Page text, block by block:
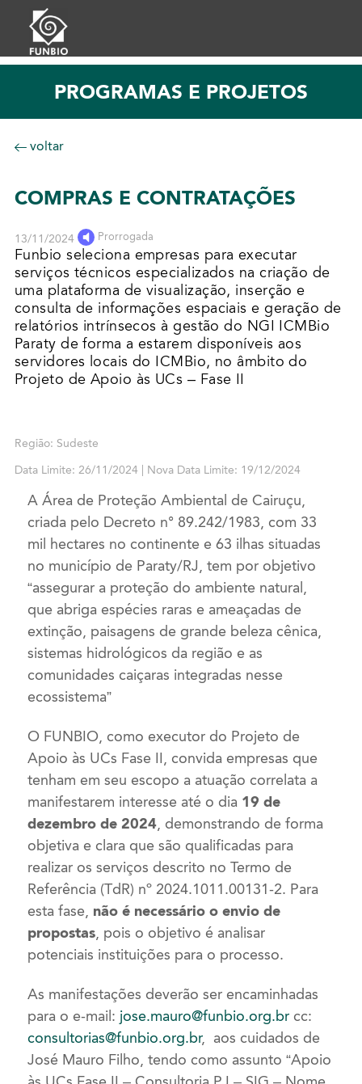
PROGRAMAS E PROJETOS
voltar
COMPRAS E CONTRATAÇÕES
13/11/2024 Prorrogada
Funbio seleciona empresas para executar
serviços técnicos especializados na criação de
uma plataforma de visualização, inserção e
consulta de informações espaciais e geração de
relatórios intrínsecos à gestão do NGI ICMBio
Paraty de forma a estarem disponíveis aos
servidores locais do ICMBio, no âmbito do
Projeto de Apoio às UCs – Fase II
Região: Sudeste
Data Limite: 26/11/2024 | Nova Data Limite: 19/12/2024
A Área de Proteção Ambiental de Cairuçu,
criada pelo Decreto n° 89.242/1983, com 33
mil hectares no continente e 63 ilhas situadas
no município de Paraty/RJ, tem por objetivo
“assegurar a proteção do ambiente natural,
que abriga espécies raras e ameaçadas de
extinção, paisagens de grande beleza cênica,
sistemas hidrológicos da região e as
comunidades caiçaras integradas nesse
ecossistema”
O FUNBIO, como executor do Projeto de
Apoio às UCs Fase II, convida empresas que
tenham em seu escopo a atuação correlata a
manifestarem interesse até o dia 19 de
dezembro de 2024, demonstrando de forma
objetiva e clara que são qualificadas para
realizar os serviços descrito no Termo de
Referência (TdR) nº 2024.1011.00131-2. Para
esta fase, não é necessário o envio de
propostas, pois o objetivo é analisar
potenciais instituições para o processo.
As manifestações deverão ser encaminhadas
para o e-mail: jose.mauro@funbio.org.br cc:
consultorias@funbio.org.br, aos cuidados de
José Mauro Filho, tendo como assunto “Apoio